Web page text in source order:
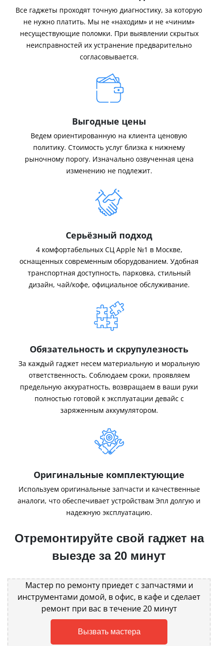
Все гаджеты проходят точную диагностику, за которую
не нужно платить. Мы не «находим» и не «чиним»
несуществующие поломки. При выявлении скрытых
неисправностей их устранение предварительно
согласовывается.
Выгодные цены
Ведем ориентированную на клиента ценовую
политику. Стоимость услуг близка к нижнему
рыночному порогу. Изначально озвученная цена
изменению не подлежит.
Серьёзный подход
4 комфортабельных СЦ Apple №1 в Москве,
оснащенных современным оборудованием. Удобная
транспортная доступность, парковка, стильный
дизайн, чай/кофе, официальное обслуживание.
Обязательность и скрупулезность
За каждый гаджет несем материальную и моральную
ответственность. Соблюдаем сроки, проявляем
предельную аккуратность, возвращаем в ваши руки
полностью готовой к эксплуатации девайс с
заряженным аккумулятором.
Оригинальные комплектующие
Используем оригинальные запчасти и качественные
аналоги, что обеспечивает устройствам Эпл долгую и
надежную эксплуатацию.
Отремонтируйте свой гаджет на
выезде за 20 минут
Мастер по ремонту приедет с запчастями и
инструментами домой, в офис, в кафе и сделает
ремонт при вас в течение 20 минут
Вызвать мастера